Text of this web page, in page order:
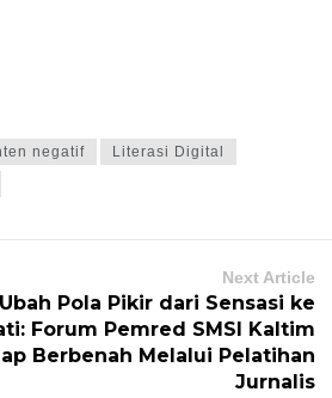
negatif
Literasi Digital
Next Article
Ubah Pola Pikir dari Sensasi ke
Forum Pemred SMSI Kaltim
Berbenah Melalui Pelatihan
Jurnalis